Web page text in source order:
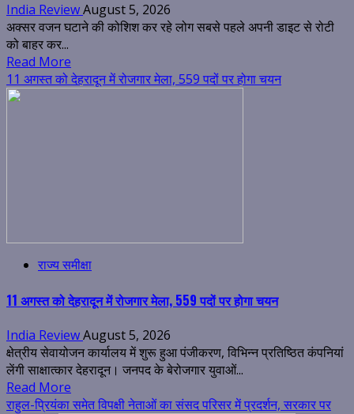
India ReviewAugust 5, 2026
अक्सर वजन घटाने की कोशिश कर रहे लोग सबसे पहले अपनी डाइट से रोटी
को बाहर कर...
Read More
11 अगस्त को देहरादून में रोजगार मेला, 559 पदों पर होगा चयन
राज्य समीक्षा
11 अगस्त को देहरादून में रोजगार मेला, 559 पदों पर होगा चयन
India ReviewAugust 5, 2026
क्षेत्रीय सेवायोजन कार्यालय में शुरू हुआ पंजीकरण, विभिन्न प्रतिष्ठित कंपनियां
लेंगी साक्षात्कार देहरादून। जनपद के बेरोजगार युवाओं...
Read More
राहुल-प्रियंका समेत विपक्षी नेताओं का संसद परिसर में प्रदर्शन, सरकार पर